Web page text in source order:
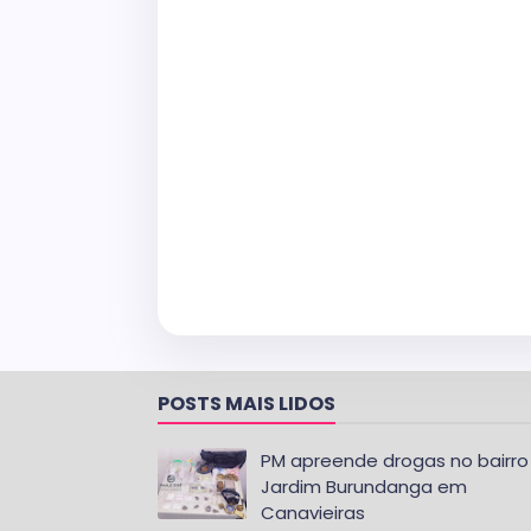
POSTS MAIS LIDOS
PM apreende drogas no bairro
Jardim Burundanga em
Canavieiras